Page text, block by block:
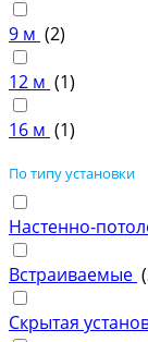
9 м (2)
12 м (1)
16 м (1)
По типу установки
Настенно-
Встраиваемые (
Скрытая